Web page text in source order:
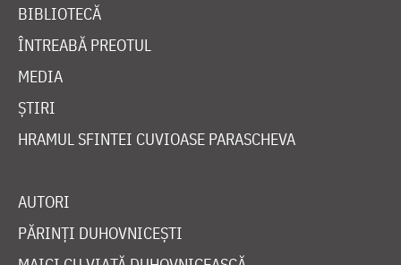
BIBLIOTECĂ
ÎNTREABĂ PREOTUL
MEDIA
ȘTIRI
HRAMUL SFINTEI CUVIOASE PARASCHEVA
AUTORI
PĂRINȚI DUHOVNICEȘTI